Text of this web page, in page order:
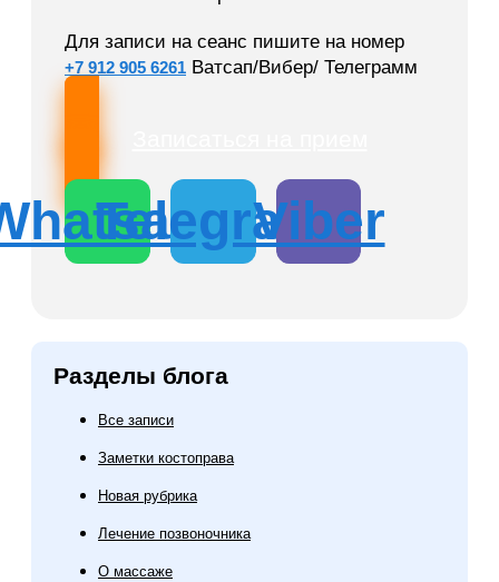
Для записи на сеанс пишите на номер
+7 912 905 6261 Ватсап/Вибер/ Телеграмм
Telegram
Viber
Разделы блога
Все записи
Заметки костоправа
Новая рубрика
Лечение позвоночника
О массаже